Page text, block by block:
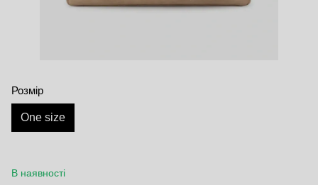
Розмір
One size
В наявності